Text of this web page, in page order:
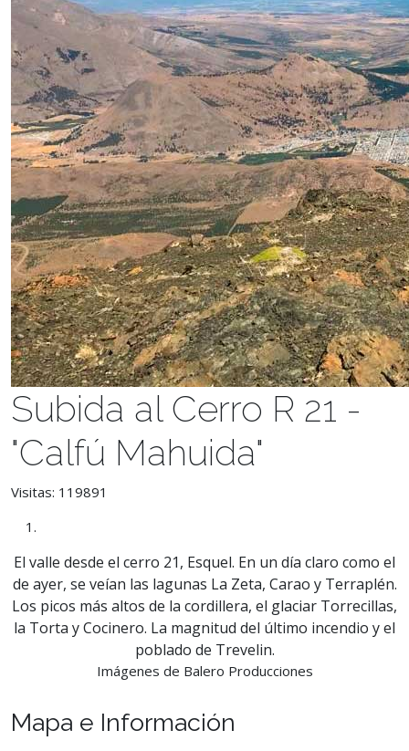
Subida al Cerro R 21 -
"Calfú Mahuida"
Visitas: 119891
El valle desde el cerro 21, Esquel. En un día claro como el
de ayer, se veían las lagunas La Zeta, Carao y Terraplén.
Los picos más altos de la cordillera, el glaciar Torrecillas,
la Torta y Cocinero. La magnitud del último incendio y el
poblado de Trevelin.
Imágenes de Balero Producciones
Mapa e Información